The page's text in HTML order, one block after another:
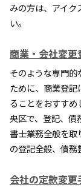
みの方は、アイ
い。
商業・会社変更
そのような専門
ために、商業登
ることをおすすめ
央区で、登記、債
書士業務全般を
の登記全般、債務
会社の定款変更